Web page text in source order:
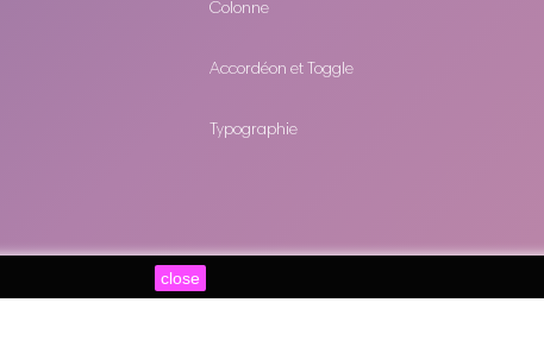
close
Colonne
Accordéon et Toggle
Typographie
NOVA. All rights reserved